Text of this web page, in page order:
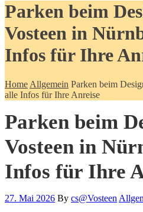
Parken beim
Vosteen in
Infos für Ihre
Home Allgemein Parken beim
alle Infos für Ihre Anreise
Parken beim
Vosteen in
Infos für Ihre
27. Mai 2026 By cs@Vosteen